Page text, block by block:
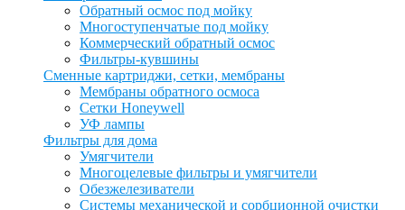
Обратный осмос под мойку
Многоступенчатые под мойку
Коммерческий обратный осмос
Фильтры-кувшины
Сменные картриджи, сетки, мембраны
Мембраны обратного осмоса
Сетки Honeywell
УФ лампы
Фильтры для дома
Умягчители
Многоцелевые фильтры и умягчители
Обезжелезиватели
Системы механической и сорбционной очистки